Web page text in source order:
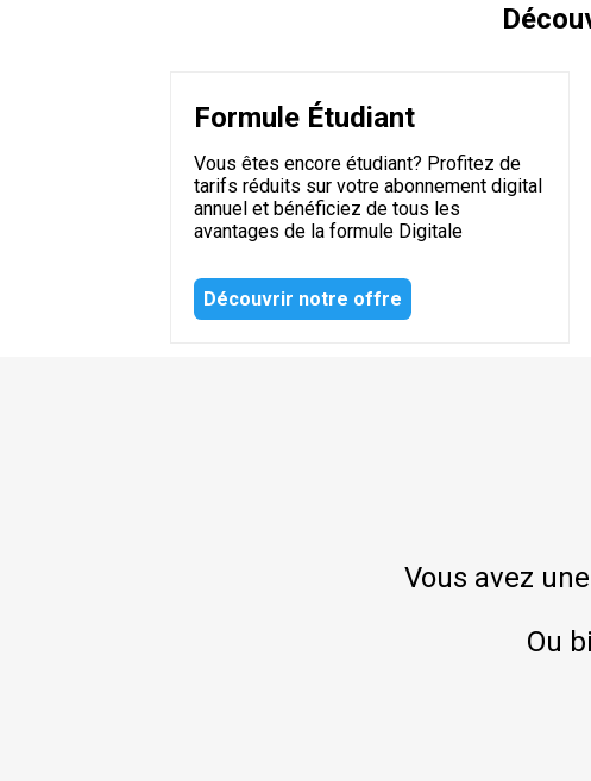
Formule Étudiant
Vous êtes encore étudiant? Profitez de
tarifs réduits sur votre abonnement digital
annuel et bénéficiez de tous les
avantages de la formule Digitale
Découvrir notre offre
Vous avez
Ou